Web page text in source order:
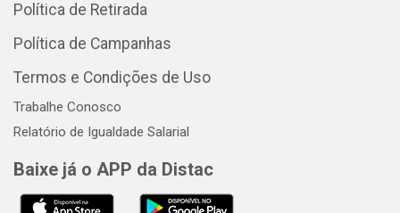
Política de Retirada
Política de Campanhas
Termos e Condições de Uso
Trabalhe Conosco
Relatório de Igualdade Salarial
Baixe já o APP da Distac